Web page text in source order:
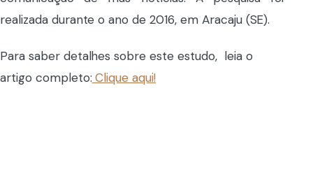
realizada durante o ano de 2016, em Aracaju (SE).
Para saber detalhes sobre este estudo, leia o
artigo completo: Clique aqui!